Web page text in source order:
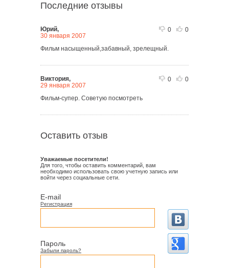
Последние отзывы
0 0
Юрий,
30 января 2007
Фильм насыщенный,забавный, зрелещный.
0 0
Виктория,
29 января 2007
Фильм-супер. Советую посмотреть
Оставить отзыв
Уважаемые посетители!
Для того, чтобы оставить комментарий, вам
необходимо использовать свою учетную запись или
войти через социальные сети.
E-mail
Регистрация
Пароль
Забыли пароль?